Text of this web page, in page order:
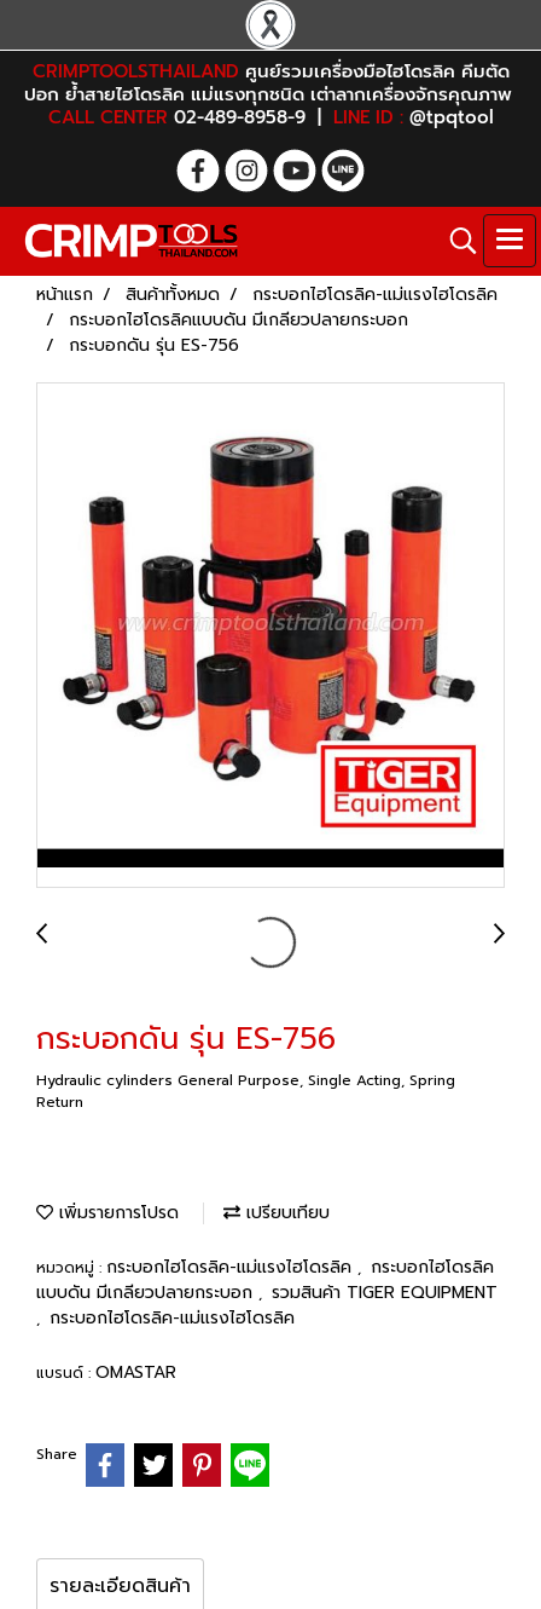
CRIMPTOOLSTHAILAND ศูนย์รวมเครื่องมือไฮโดรลิค คีมตัด
ปอก ย้ำสายไฮโดรลิค แม่แรงทุกชนิด เต่าลากเครื่องจักรคุณภาพ
CALL CENTER 02-489-8958-9 | LINE ID :@tpqtool
หน้าแรก สินค้าทั้งหมด
กระบอกไฮโดรลิค-แม่แรงไฮโดรลิค
กระบอกไฮโดรลิคแบบดัน มีเกลียวปลายกระบอก
กระบอกดัน รุ่น ES-756
กระบอกดัน รุ่น ES-756
Hydraulic cylinders General Purpose, Single Acting, Spring
Return
เพิ่มรายการโปรด เปรียบเทียบ
หมวดหมู่ : กระบอกไฮโดรลิค-แม่แรงไฮโดรลิค , กระบอกไฮโดรลิค
แบบดัน มีเกลียวปลายกระบอก , รวมสินค้า TIGER EQUIPMENT
, กระบอกไฮโดรลิค-แม่แรงไฮโดรลิค
แบรนด์ : OMASTAR
Share
รายละเอียดสินค้า